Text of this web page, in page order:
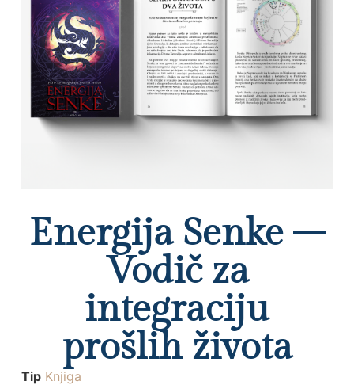
Energija Senke –
Vodič za
integraciju
prošlih života
Tip Knjiga